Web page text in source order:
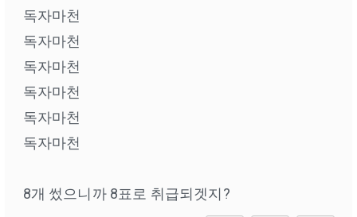
독자마천
독자마천
독자마천
독자마천
독자마천
독자마천
8개 썼으니까 8표로 취급되겟지?